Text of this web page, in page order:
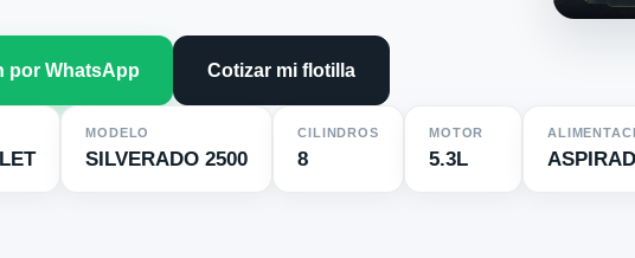
por WhatsApp Cotizar mi flotilla
MODELO
SILVERADO 2500
CILINDROS
8
MOTOR
5.3L